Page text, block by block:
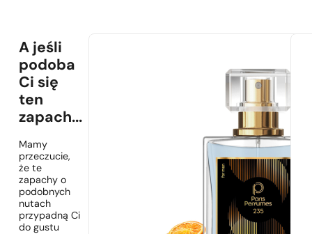
A jeśli
podoba
Ci się
ten
zapach...
Mamy
przeczucie,
że te
zapachy o
podobnych
nutach
przypadną Ci
do gustu